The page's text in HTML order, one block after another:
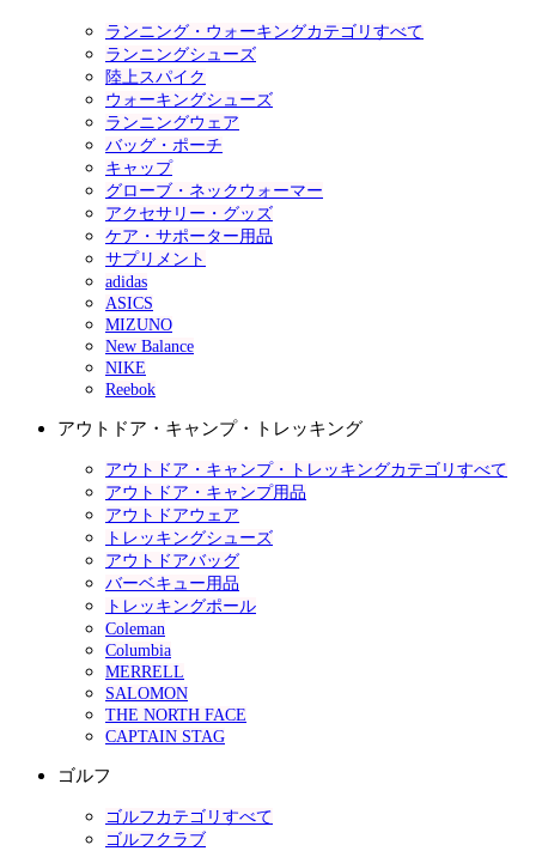
ランニング・ウォーキングカテゴリすべて
ランニングシューズ
陸上スパイク
ウォーキングシューズ
ランニングウェア
バッグ・ポーチ
キャップ
グローブ・ネックウォーマー
アクセサリー・グッズ
ケア・サポーター用品
サプリメント
adidas
ASICS
MIZUNO
New Balance
NIKE
Reebok
アウトドア・キャンプ・トレッキング
アウトドア・キャンプ・トレッキングカテゴリすべて
アウトドア・キャンプ用品
アウトドアウェア
トレッキングシューズ
アウトドアバッグ
バーベキュー用品
トレッキングポール
Coleman
Columbia
MERRELL
SALOMON
THE NORTH FACE
CAPTAIN STAG
ゴルフ
ゴルフカテゴリすべて
ゴルフクラブ